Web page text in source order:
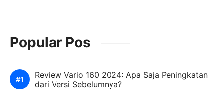
Popular Pos
Review Vario 160 2024: Apa Saja Peningkatan
dari Versi Sebelumnya?